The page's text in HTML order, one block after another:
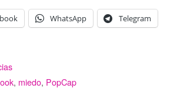
WhatsApp Telegram
, miedo, PopCap